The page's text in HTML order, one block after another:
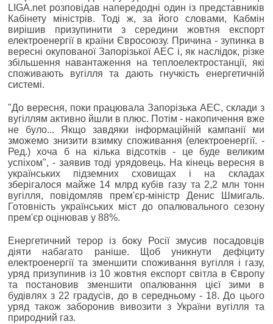
LIGA.net розповідав напередодні один із представників
Кабінету міністрів. Тоді ж, за його словами, Кабмін
вирішив призупинити з середини жовтня експорт
електроенергії в країни Євросоюзу. Причина - зупинка в
вересні окупованої Запорізької АЕС і, як наслідок, різке
збільшення навантаження на теплоелектростанції, які
споживають вугілля та дають гнучкість енергетичній
системі.
"До вересня, поки працювала Запорізька АЕС, склади з
вугіллям активно йшли в плюс. Потім - накопичення вже
не було... Якщо завдяки інформаційній кампанії ми
зможемо знизити взимку споживання (електроенергії. -
Ред.) хоча б на кілька відсотків - це буде великим
успіхом", - заявив тоді урядовець. На кінець вересня в
українських підземних сховищах і на складах
зберігалося майже 14 млрд кубів газу та 2,2 млн тонн
вугілля, повідомляв прем'єр-міністр Денис Шмигаль.
Готовність українських міст до опалювального сезону
прем'єр оцінював у 88%.
Енергетичний терор із боку Росії змусив посадовців
діяти набагато раніше. Щоб уникнути дефіциту
електроенергії та зменшити споживання вугілля і газу,
уряд призупинив із 10 жовтня експорт світла в Європу
та постановив зменшити опалювання цієї зими в
будівлях з 22 градусів, до в середньому - 18. До цього
уряд також заборонив вивозити з України вугілля та
природний газ.